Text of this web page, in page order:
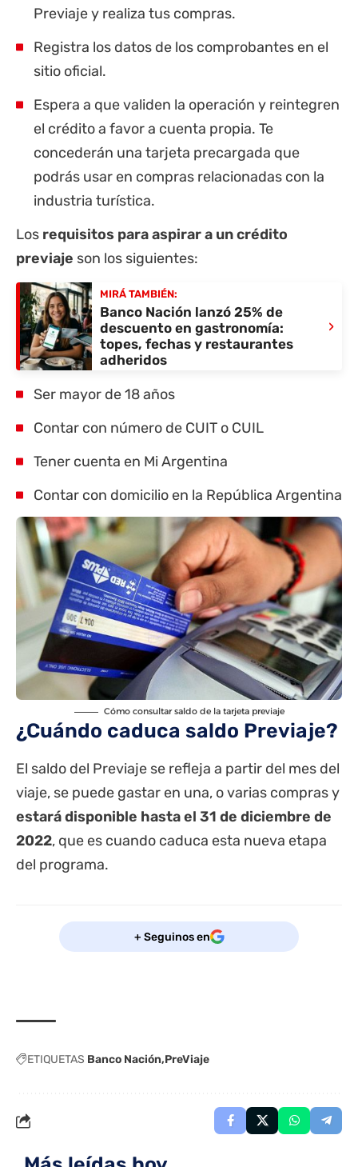
Previaje y realiza tus compras.
Registra los datos de los comprobantes en el
sitio oficial.
Espera a que validen la operación y reintegren
el crédito a favor a cuenta propia. Te
concederán una tarjeta precargada que
podrás usar en compras relacionadas con la
industria turística.
Los requisitos para aspirar a un crédito
previaje son los siguientes:
MIRÁ TAMBIÉN:
Banco Nación lanzó 25% de
descuento en gastronomía:
topes, fechas y restaurantes
adheridos
›
Ser mayor de 18 años
Contar con número de CUIT o CUIL
Tener cuenta en Mi Argentina
Contar con domicilio en la República Argentina
Cómo consultar saldo de la tarjeta previaje
¿Cuándo caduca saldo Previaje?
El saldo del Previaje se refleja a partir del mes del
viaje, se puede gastar en una, o varias compras y
estará disponible hasta el 31 de diciembre de
2022, que es cuando caduca esta nueva etapa
del programa.
+ Seguinos en
ETIQUETAS Banco Nación PreViaje